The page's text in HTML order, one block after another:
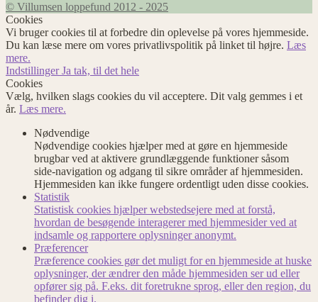
© Villumsen loppefund 2012 - 2025
Cookies
Vi bruger cookies til at forbedre din oplevelse på vores hjemmeside.
Du kan læse mere om vores privatlivspolitik på linket til højre. Læs
mere.
IndstillingerJa tak, til det hele
Cookies
Vælg, hvilken slags cookies du vil acceptere. Dit valg gemmes i et
år. Læs mere.
Nødvendige
Nødvendige cookies hjælper med at gøre en hjemmeside
brugbar ved at aktivere grundlæggende funktioner såsom
side-navigation og adgang til sikre områder af hjemmesiden.
Hjemmesiden kan ikke fungere ordentligt uden disse cookies.
Statistik
Statistisk cookies hjælper webstedsejere med at forstå,
hvordan de besøgende interagerer med hjemmesider ved at
indsamle og rapportere oplysninger anonymt.
Præferencer
Præference cookies gør det muligt for en hjemmeside at huske
oplysninger, der ændrer den måde hjemmesiden ser ud eller
opfører sig på. F.eks. dit foretrukne sprog, eller den region, du
befinder dig i.